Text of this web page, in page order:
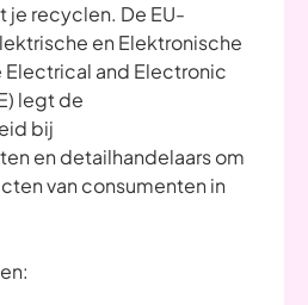
je recyclen. De EU-
en Elektronische
Electrical and Electronic
legt de
bij
en detailhandelaars om
van consumenten in